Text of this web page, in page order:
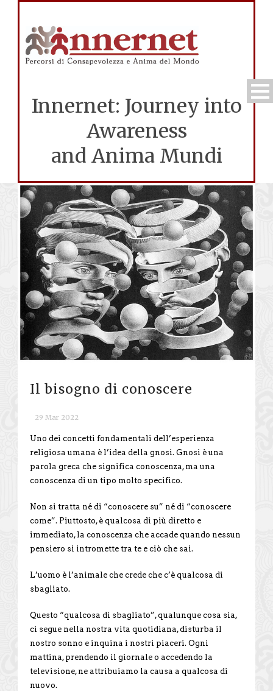
Innernet: Journey into
Awareness
and Anima Mundi
Il bisogno di conoscere
29 Mar 2022
Uno dei concetti fondamentali dell’esperienza
religiosa umana è l’idea della gnosi. Gnosi è una
parola greca che significa conoscenza, ma una
conoscenza di un tipo molto specifico.
Non si tratta né di “conoscere su” né di “conoscere
come”. Piuttosto, è qualcosa di più diretto e
immediato, la conoscenza che accade quando nessun
pensiero si intromette tra te e ciò che sai.
L’uomo è l’animale che crede che c’è qualcosa di
sbagliato.
Questo “qualcosa di sbagliato”, qualunque cosa sia,
ci segue nella nostra vita quotidiana, disturba il
nostro sonno e inquina i nostri piaceri. Ogni
mattina, prendendo il giornale o accedendo la
televisione, ne attribuiamo la causa a qualcosa di
nuovo.